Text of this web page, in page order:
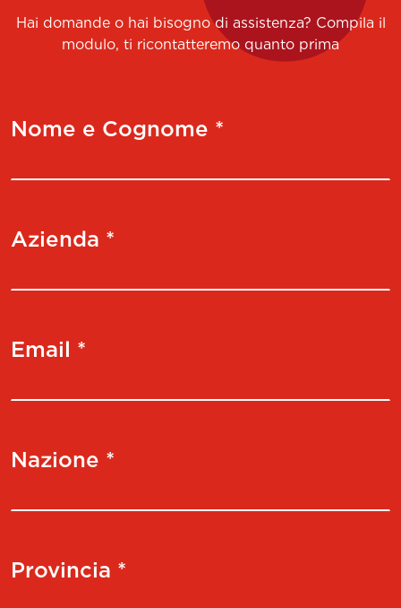
Hai domande o hai bisogno di assistenza? Compila il
modulo, ti ricontatteremo quanto prima
Nome e Cognome *
Azienda *
Email *
Nazione *
Provincia *